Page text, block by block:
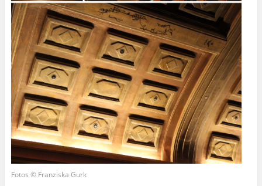
Fotos © Franziska Gurk